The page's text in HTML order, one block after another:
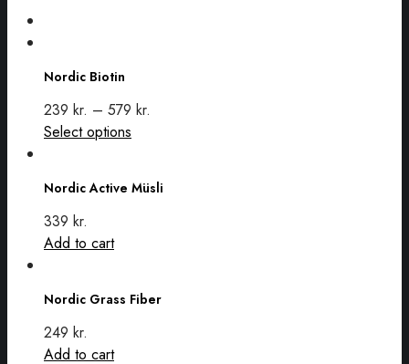
Nordic Biotin
239 kr. – 579 kr.
Select options
multiple
be
Müsli
Nordic Active Müsli
339 kr.
Add to cart
Fiber
Nordic Grass Fiber
249 kr.
Add to cart